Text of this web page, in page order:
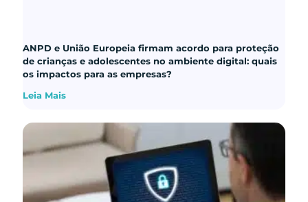
ANPD e União Europeia firmam acordo para proteção
de crianças e adolescentes no ambiente digital: quais
os impactos para as empresas?
Leia Mais